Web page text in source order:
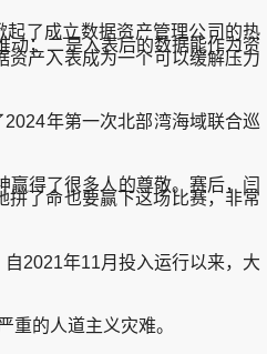
了成立数据资产管理公司的热
动；二是入表后的数据能作为资
资产入表成为一个可以缓解压力
年第一次北部湾海域联合巡
得了很多人的尊敬。赛后，闫
拼了命也要赢下这场比赛，非常
2021年11月投入运行以来，大
的人道主义灾难。